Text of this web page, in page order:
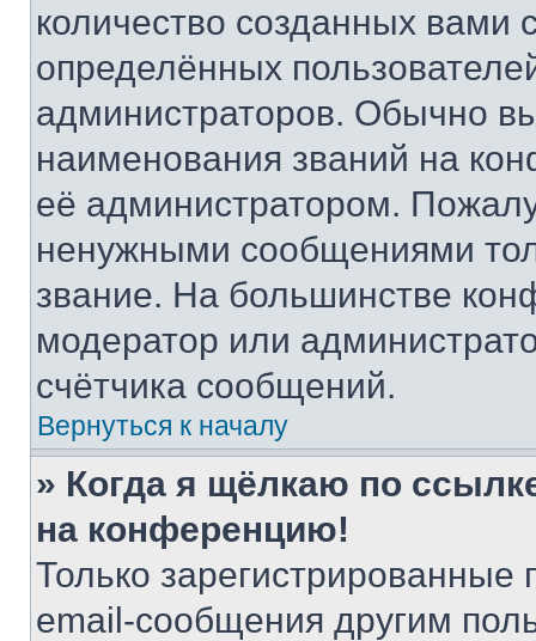
количество созданных
определённых
администраторов. Обычно
наименования званий на
её администратором.
ненужными сообщениями
звание. На большинстве
модератор или
счётчика сообщений.
Вернуться к началу
» Когда я щёлкаю по
на конференцию!
Только зарегистрированные
email-сообщения другим